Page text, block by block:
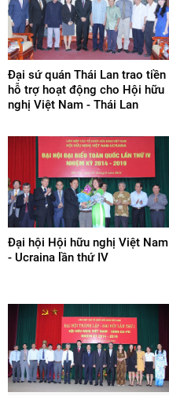
Đại sứ quán Thái Lan trao tiền
hỗ trợ hoạt động cho Hội hữu
nghị Việt Nam - Thái Lan
Đại hội Hội hữu nghị Việt Nam
- Ucraina lần thứ IV